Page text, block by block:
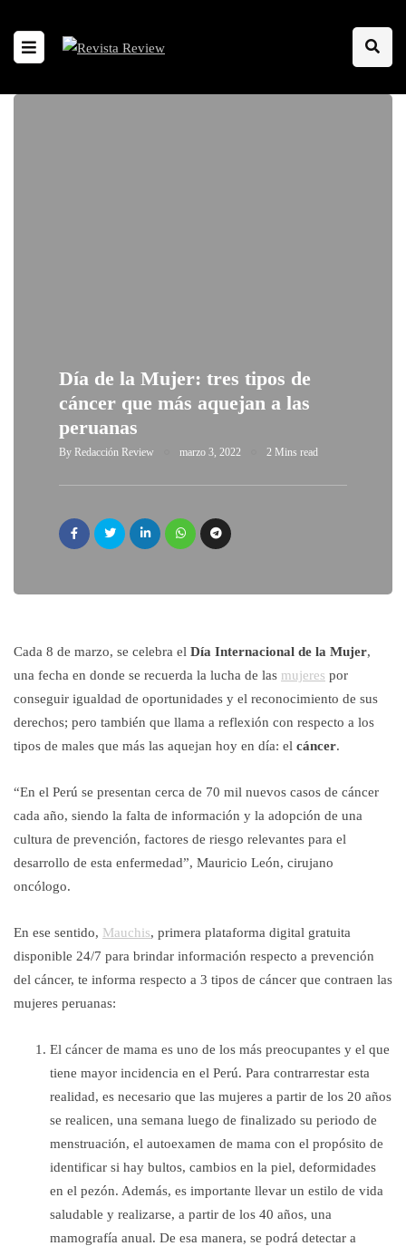
Día de la Mujer: tres tipos de
cáncer que más aquejan a las
peruanas
By Redacción Review marzo 3, 2022 2 Mins read
Cada 8 de marzo, se celebra el Día Internacional de la Mujer,
una fecha en donde se recuerda la lucha de las mujeres por
conseguir igualdad de oportunidades y el reconocimiento de sus
derechos; pero también que llama a reflexión con respecto a los
tipos de males que más las aquejan hoy en día: el cáncer.
“En el Perú se presentan cerca de 70 mil nuevos casos de cáncer
cada año, siendo la falta de información y la adopción de una
cultura de prevención, factores de riesgo relevantes para el
desarrollo de esta enfermedad”, Mauricio León, cirujano
oncólogo.
En ese sentido, Mauchis, primera plataforma digital gratuita
disponible 24/7 para brindar información respecto a prevención
del cáncer, te informa respecto a 3 tipos de cáncer que contraen las
mujeres peruanas:
El cáncer de mama es uno de los más preocupantes y el que
tiene mayor incidencia en el Perú. Para contrarrestar esta
realidad, es necesario que las mujeres a partir de los 20 años
se realicen, una semana luego de finalizado su periodo de
menstruación, el autoexamen de mama con el propósito de
identificar si hay bultos, cambios en la piel, deformidades
en el pezón. Además, es importante llevar un estilo de vida
saludable y realizarse, a partir de los 40 años, una
mamografía anual. De esa manera, se podrá detectar a